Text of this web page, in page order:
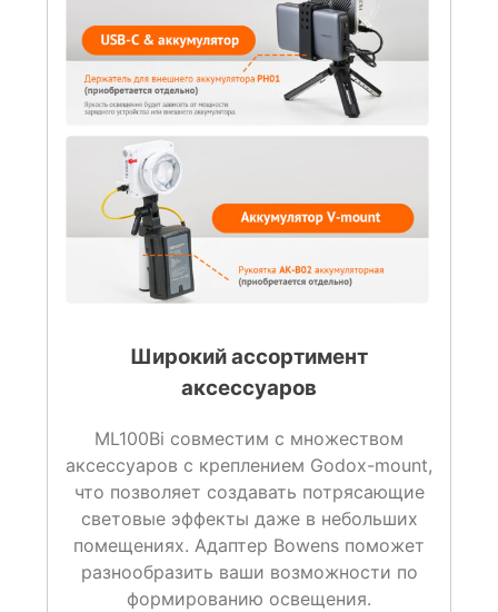
Широкий ассортимент
аксессуаров
ML100Bi совместим с множеством
аксессуаров с креплением Godox-mount,
что позволяет создавать потрясающие
световые эффекты даже в небольших
помещениях. Адаптер Bowens поможет
разнообразить ваши возможности по
формированию освещения.